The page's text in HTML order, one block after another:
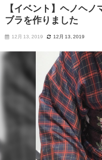
【イベント】ヘノヘ
ブラを作りました
12月 13, 2019 12月 13, 2019